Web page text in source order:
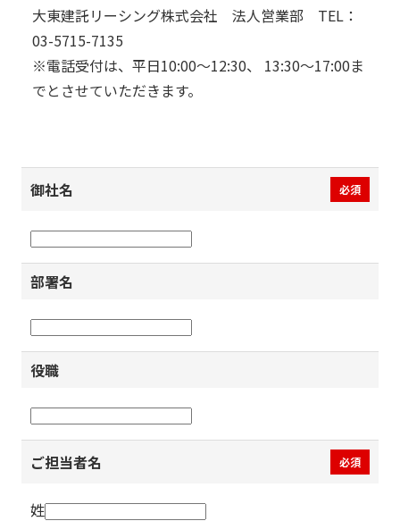
大東建託リーシング株式会社 法人営業部 TEL：
03-5715-7135
※電話受付は、平日10:00～12:30、 13:30～17:00ま
でとさせていただきます。
御社名 必須
部署名
役職
ご担当者名 必須
姓